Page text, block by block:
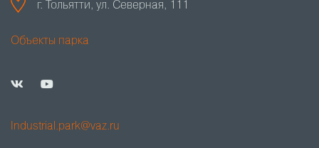
г. Тольятти, ул. Северная, 111
Объекты парка
Industrial.park@vaz.ru